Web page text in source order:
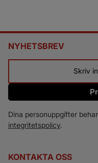
NYHETSBREV
Dina personuppgifter
integritetspolicy.
KONTAKTA OSS